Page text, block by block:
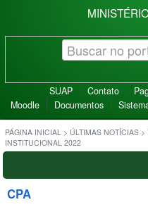
SUAP Contato
Moodle
Documentos
PÁGINA INICIAL > ÚLTIMAS NOTÍCIAS >
INSTITUCIONAL 2022
CPA